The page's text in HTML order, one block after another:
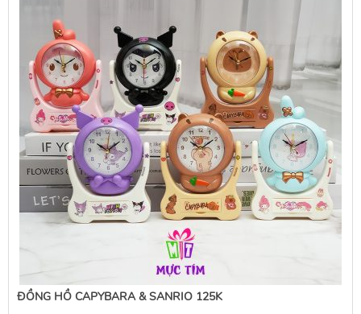
ĐỒNG HỒ CAPYBARA & SANRIO 125K